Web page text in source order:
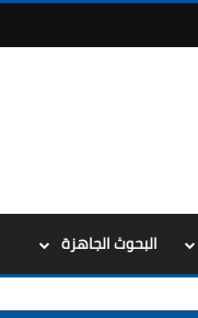
البحوث الجاهزة